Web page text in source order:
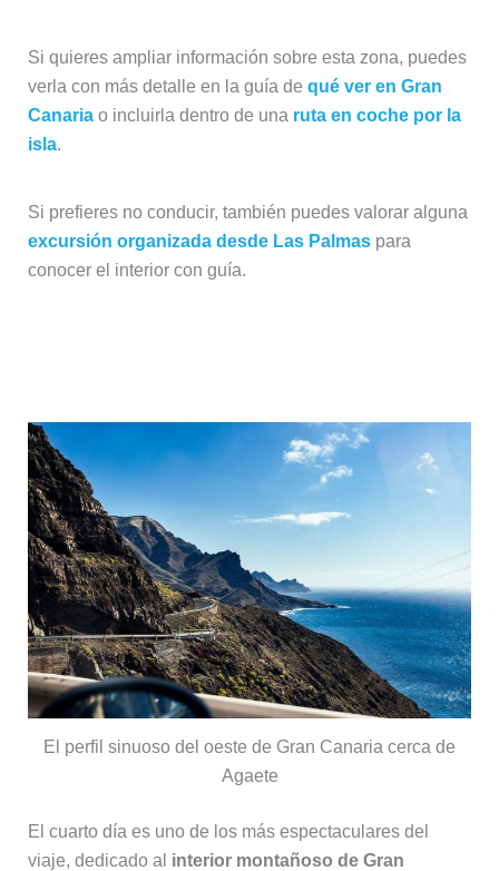
Si quieres ampliar información sobre esta zona, puedes
verla con más detalle en la guía de qué ver en Gran
Canariao incluirla dentro de una ruta en coche por la
isla.
Si prefieres no conducir, también puedes valorar alguna
excursión organizada desde Las Palmaspara
conocer el interior con guía.
El perfil sinuoso del oeste de Gran Canaria cerca de
Agaete
El cuarto día es uno de los más espectaculares del
viaje, dedicado al interior montañoso de Gran